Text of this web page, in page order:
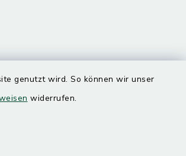
genutzt wird. So können wir unser
widerrufen.
Quicklinks